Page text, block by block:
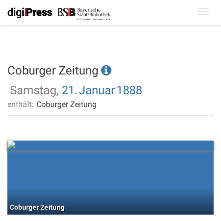
Coburger Zeitung
Samstag, 21.Januar1888
enthält: Coburger Zeitung
Coburger Zeitung